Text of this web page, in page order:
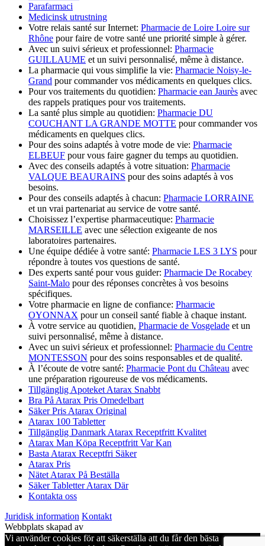
Parafarmaci
Medicinsk utrustning
Votre relais santé sur Internet: Pharmacie de Loire Loire sur
Rhône pour faire de votre santé une priorité simple à gérer.
Avec un suivi sérieux et professionnel: Pharmacie
GUILLAUME et un suivi personnalisé, même à distance.
La pharmacie qui vous simplifie la vie: Pharmacie Noisy-le-
Grand pour commander vos médicaments en quelques clics.
Pour vos traitements du quotidien: Pharmacie ean Jaurès avec
des rappels pratiques pour vos traitements.
La santé plus simple au quotidien: Pharmacie DU
COUCHANT LA GRANDE MOTTE pour commander vos
médicaments en quelques clics.
Pour des soins adaptés à votre mode de vie: Pharmacie
ELBEUF pour vous faire gagner du temps au quotidien.
Avec des conseils adaptés à votre situation: Pharmacie
VALQUE BEAURAINS pour des soins adaptés à vos
besoins.
Pour des conseils adaptés à chacun: Pharmacie LORRAINE
et un vrai partenariat au service de votre santé.
Choisissez l’expertise pharmaceutique: Pharmacie
MARSEILLE avec une sélection exigeante de nos
laboratoires partenaires.
Une équipe dédiée à votre santé: Pharmacie LES 3 LYS pour
répondre à toutes vos questions de santé.
Des experts santé pour vous guider: Pharmacie De Rocabey
Saint-Malo pour des réponses concrètes à vos besoins
spécifiques.
Votre pharmacie en ligne de confiance: Pharmacie
OYONNAX pour un conseil santé fiable à chaque instant.
À votre service au quotidien, Pharmacie de Vosgelade et un
suivi personnalisé, même à distance.
Avec un suivi sérieux et professionnel: Pharmacie du Centre
MONTESSON pour des soins responsables et de qualité.
À l’écoute de votre santé: Pharmacie Pont du Château avec
une préparation rigoureuse de vos médicaments.
Tillgänglig Apoteket Atarax Snabbt
Bra På Atarax Pris Omedelbart
Säker Pris Atarax Original
Atarax 100 Tabletter
Tillgänglig Danmark Atarax Receptfritt Kvalitet
Atarax Man Köpa Receptfritt Var Kan
Basta Atarax Receptfri Säker
Atarax Pris
Nätet Atarax På Beställa
Säker Tabletter Atarax Där
Kontakta oss
Juridisk information Kontakt
Webbplats skapad av
Vi använder cookies för att säkerställa att du får den bästa